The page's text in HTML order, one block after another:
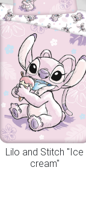
Lilo and Stitch "Ice
cream"